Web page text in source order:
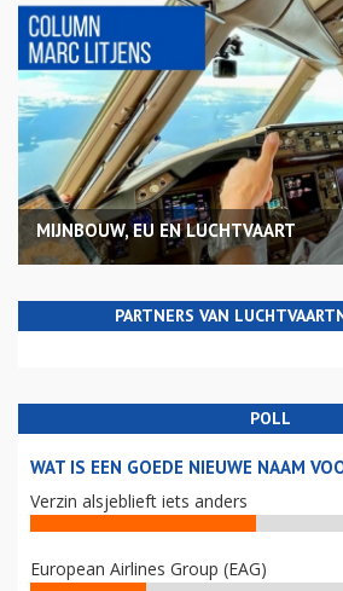
MIJNBOUW, EU EN LUCHTVAART
PARTNERS VAN
POLL
WAT IS EEN GOEDE NIEUWE NAAM
Verzin alsjeblieft iets anders
European Airlines Group (EAG)